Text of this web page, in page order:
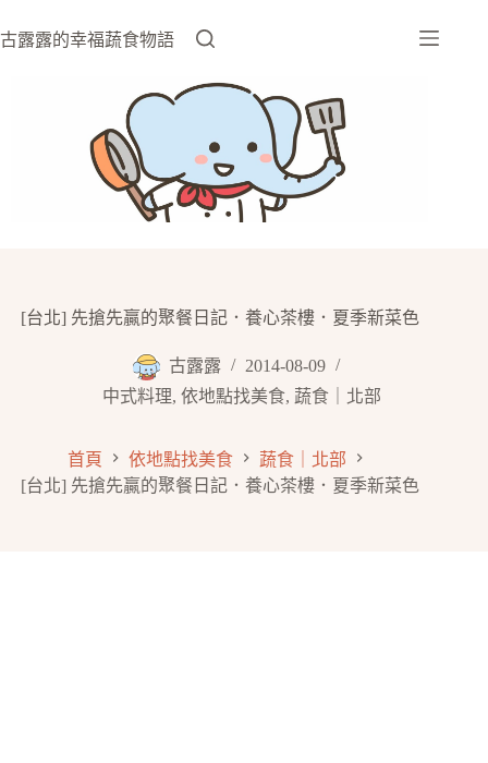
至
古露露的幸福蔬食物語
[台北] 先搶先贏的聚餐日記．養心茶樓．夏季新菜色
古露露
2014-08-09
中式料理, 依地點找美食, 蔬食｜北部
首頁 依地點找美食
蔬食｜北部
[台北] 先搶先贏的聚餐日記．養心茶樓．夏季新菜色